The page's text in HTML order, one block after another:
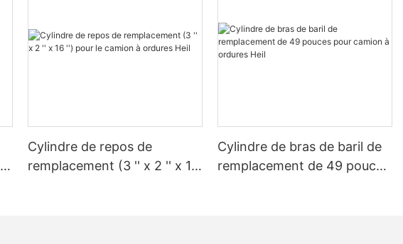
Cylindre de repos de
remplacement (3 '' x 2 '' x 16
Cylindre de bras de baril de
remplacement de 49 pouces